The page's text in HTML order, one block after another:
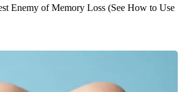
Enemy of Memory Loss (See How to Use